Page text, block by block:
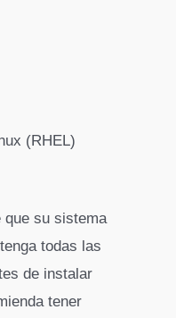
(RHEL)
que su sistema
todas las
de instalar
tener